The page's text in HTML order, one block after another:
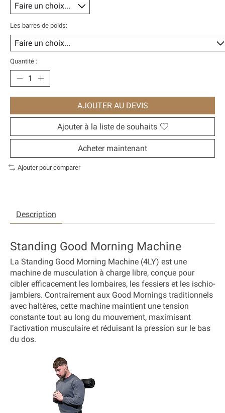
Les barres de poids:
Quantité :
AJOUTER AU DEVIS
Ajouter à la liste de souhaits
Acheter maintenant
Ajouter pour comparer
Description
Standing Good Morning Machine
La Standing Good Morning Machine (4LY) est une
machine de musculation à charge libre, conçue pour
cibler efficacement les lombaires, les fessiers et les ischio-
jambiers. Contrairement aux Good Mornings traditionnels
avec haltères, cette machine maintient une tension
constante tout au long du mouvement, maximisant
l’activation musculaire et réduisant la pression sur le bas
du dos.